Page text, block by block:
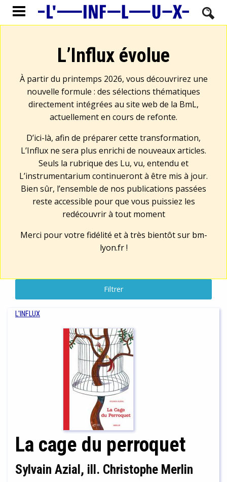
L’Influx évolue
À partir du printemps 2026, vous découvrirez une
nouvelle formule : des sélections thématiques
directement intégrées au site web de la BmL,
actuellement en cours de refonte.
D’ici-là, afin de préparer cette transformation,
L’Influx ne sera plus enrichi de nouveaux articles.
Seuls la rubrique des Lu, vu, entendu et
L’instrumentarium continueront à être mis à jour.
Bien sûr, l’ensemble de nos publications passées
reste accessible pour que vous puissiez les
redécouvrir à tout moment
Merci pour votre fidélité et à très bientôt sur bm-
lyon.fr!
Filtrer
L'INFLUX
La cage du perroquet
Sylvain Azial, ill. Christophe Merlin